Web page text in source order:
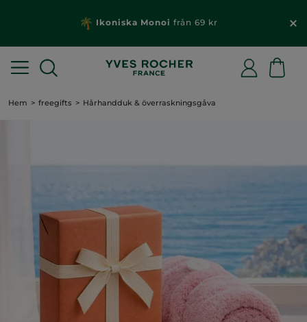
Ikoniska Monoi från 69 kr
Hem freegifts Hårhandduk & överraskningsgåva